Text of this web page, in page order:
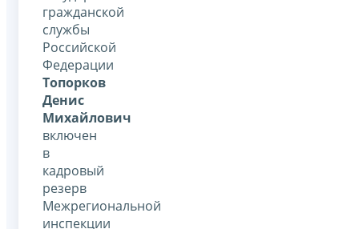
гражданской
службы
Российской
Федерации
Топорков
Денис
Михайлович
включен
в
кадровый
резерв
Межрегиональной
инспекции